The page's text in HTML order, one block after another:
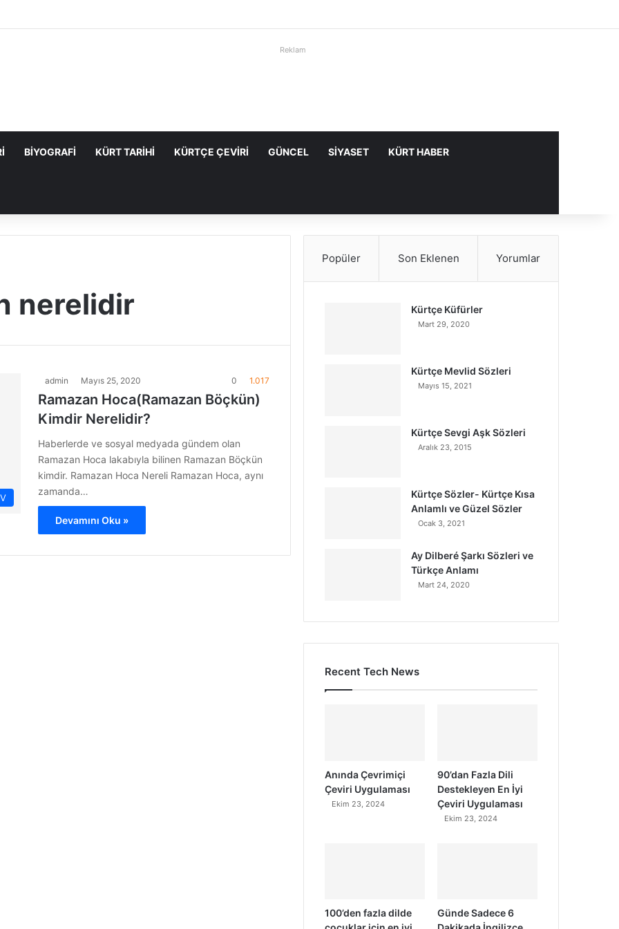
Reklam
BIYOGRAFI KÜRT TARIHI KÜRTÇE ÇEVIRI GÜNCEL SIYASET KÜRT HABER
nerelidir
admin Mayıs 25, 2020 0 1.017
Ramazan Hoca(Ramazan Böçkün)
Kimdir Nerelidir?
Haberlerde ve sosyal medyada gündem olan
Ramazan Hoca lakabıyla bilinen Ramazan Böçkün
kimdir. Ramazan Hoca Nereli Ramazan Hoca, aynı
zamanda…
Devamını Oku »
Popüler Son Eklenen Yorumlar
Kürtçe Küfürler
Mart 29, 2020
Kürtçe Mevlid Sözleri
Mayıs 15, 2021
Kürtçe Sevgi Aşk Sözleri
Aralık 23, 2015
Kürtçe Sözler- Kürtçe Kısa
Anlamlı ve Güzel Sözler
Ocak 3, 2021
Ay Dilberé Şarkı Sözleri ve
Türkçe Anlamı
Mart 24, 2020
Recent Tech News
Anında Çevrimiçi
Çeviri Uygulaması
Ekim 23, 2024
90’dan Fazla Dili
Destekleyen En İyi
Çeviri Uygulaması
Ekim 23, 2024
100’den fazla dilde
Günde Sadece 6